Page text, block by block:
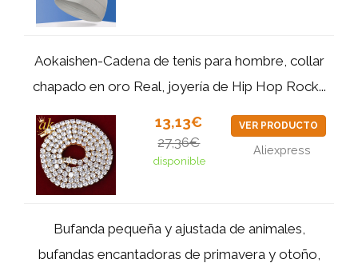
Aokaishen-Cadena de tenis para hombre, collar
chapado en oro Real, joyería de Hip Hop Rock...
13,13€
27,36€
disponible
VER PRODUCTO
Aliexpress
Bufanda pequeña y ajustada de animales,
bufandas encantadoras de primavera y otoño,